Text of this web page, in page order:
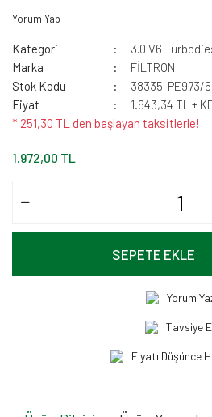
Yorum Yap
Kategori
3.0 V6
Marka
FİLTRON
Stok Kodu
38335-PE973/6
Fiyat
1.643,34 TL +
* 251,30 TL den başlayan taksitlerle!
1.972,00 TL
SEPETE EKLE
Yorum
Tavsiye
Fiyatı Düşünce